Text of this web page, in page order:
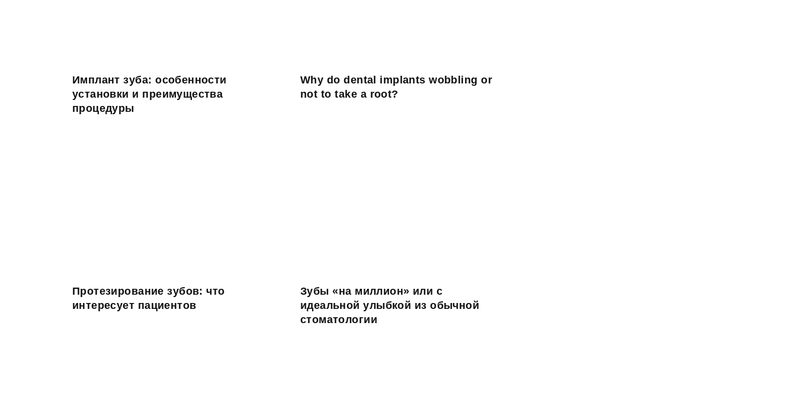
Имплант зуба: особенности
установки и преимущества
процедуры
Why do dental implants wobbling or
not to take a root?
Протезирование зубов: что
интересует пациентов
Зубы «на миллион» или с
идеальной улыбкой из обычной
стоматологии